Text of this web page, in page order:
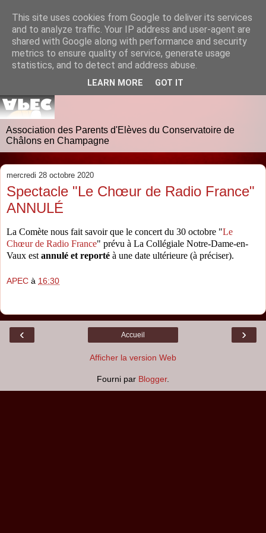
Association des Parents d'Elèves du Conservatoire de
Châlons en Champagne
mercredi 28 octobre 2020
Spectacle "Le Chœur de Radio France"
ANNULÉ
La Comète nous fait savoir que le concert du 30 octobre "Le
Chœur de Radio France" prévu à La Collégiale Notre-Dame-en-
Vaux est annulé et reporté à une date ultérieure (à préciser).
APEC à 16:30
‹ ›
Accueil
Afficher la version Web
Fourni par Blogger.
This site uses cookies from Google to deliver its services
and to analyze traffic. Your IP address and user-agent are
shared with Google along with performance and security
metrics to ensure quality of service, generate usage
statistics, and to detect and address abuse.
LEARN MORE GOT IT